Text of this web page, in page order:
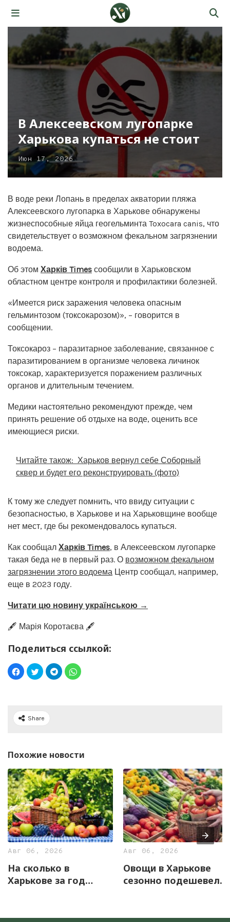
В Алексеевском лугопарке
Харькова купаться не стоит
Июн 17, 2026
В воде реки Лопань в пределах акватории пляжа
Алексеевского лугопарка в Харькове обнаружены
жизнеспособные яйца геогельминта Toxocara canis, что
свидетельствует о возможном фекальном загрязнении
водоема.
Об этом Харків Times сообщили в Харьковском
областном центре контроля и профилактики болезней.
«Имеется риск заражения человека опасным
гельминтозом (токсокарозом)», – говорится в
сообщении.
Токсокароз – паразитарное заболевание, связанное с
паразитированием в организме человека личинок
токсокар, характеризуется поражением различных
органов и длительным течением.
Медики настоятельно рекомендуют прежде, чем
принять решение об отдыхе на воде, оценить все
имеющиеся риски.
Читайте також: Харьков вернул себе Соборный
сквер и будет его реконструировать (фото)
К тому же следует помнить, что ввиду ситуации с
безопасностью, в Харькове и на Харьковщине вообще
нет мест, где бы рекомендовалось купаться.
Как сообщал Харків Times, в Алексеевском лугопарке
такая беда не в первый раз. О возможном фекальном
загрязнении этого водоема Центр сообщал, например,
еще в 2023 году.
Читати цю новину українською →
🖋️ Марія Коротаєва 🖋️
Поделиться ссылкой:
Share
Похожие новости
Авг 06, 2026
На сколько в
Харькове за год
Авг 06, 2026
Овощи в Харькове
сезонно подешевели.
подорожали